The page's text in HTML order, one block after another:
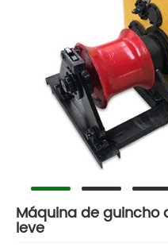
Máquina de guincho
leve